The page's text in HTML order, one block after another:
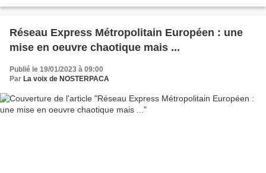
Réseau Express Métropolitain Européen : une
mise en oeuvre chaotique mais ...
Publié le 19/01/2023 à 09:00
Par La voix de NOSTERPACA